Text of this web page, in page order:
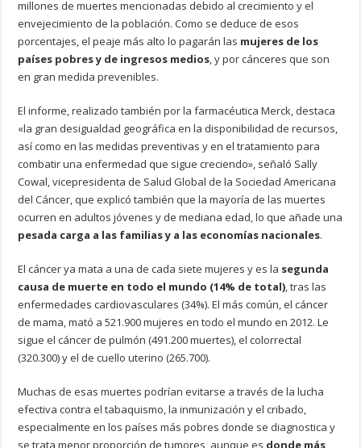
millones de muertes mencionadas debido al crecimiento y el
envejecimiento de la población. Como se deduce de esos
porcentajes, el peaje más alto lo pagarán las mujeres de los
países pobres y de ingresos medios, y por cánceres que son
en gran medida prevenibles.
El informe, realizado también por la farmacéutica Merck, destaca
«la gran desigualdad geográfica en la disponibilidad de recursos,
así como en las medidas preventivas y en el tratamiento para
combatir una enfermedad que sigue creciendo», señaló Sally
Cowal, vicepresidenta de Salud Global de la Sociedad Americana
del Cáncer, que explicó también que la mayoría de las muertes
ocurren en adultos jóvenes y de mediana edad, lo que añade una
pesada carga a las familias y a las economías nacionales.
El cáncer ya mata a una de cada siete mujeres y es la segunda
causa de muerte en todo el mundo (14% de total), tras las
enfermedades cardiovasculares (34%). El más común, el cáncer
de mama, mató a 521.900 mujeres en todo el mundo en 2012. Le
sigue el cáncer de pulmón (491.200 muertes), el colorrectal
(320.300) y el de cuello uterino (265.700).
Muchas de esas muertes podrían evitarse a través de la lucha
efectiva contra el tabaquismo, la inmunización y el cribado,
especialmente en los países más pobres donde se diagnostica y
se trata menor proporción de tumores, aunque es donde más